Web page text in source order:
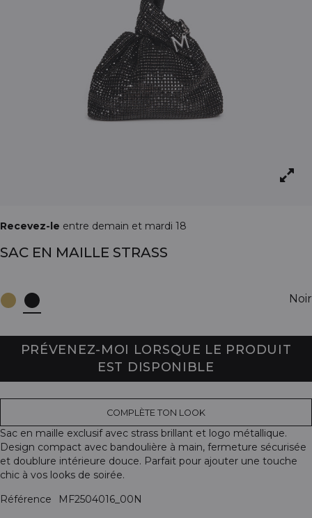
Recevez-le entre demain et mardi 18
SAC EN MAILLE STRASS
Noir
PRÉVENEZ-MOI LORSQUE LE PRODUIT
EST DISPONIBLE
COMPLÈTE TON LOOK
Sac en maille exclusif avec strass brillant et logo métallique.
Design compact avec bandoulière à main, fermeture sécurisée
et doublure intérieure douce. Parfait pour ajouter une touche
chic à vos looks de soirée.
Référence
MF2504016_00N